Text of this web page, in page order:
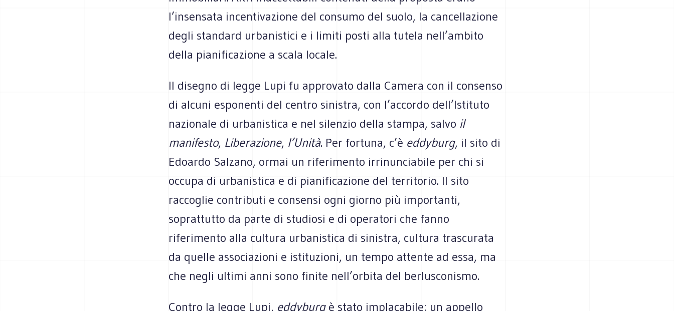
l’insensata incentivazione del consumo del suolo, la cancellazione
degli standard urbanistici e i limiti posti alla tutela nell’ambito
della pianificazione a scala locale.
Il disegno di legge Lupi fu approvato dalla Camera con il consenso
di alcuni esponenti del centro sinistra, con l’accordo dell’Istituto
nazionale di urbanistica e nel silenzio della stampa, salvo il
manifesto, Liberazione, l’Unità. Per fortuna, c’è eddyburg, il sito di
Edoardo Salzano, ormai un riferimento irrinunciabile per chi si
occupa di urbanistica e di pianificazione del territorio. Il sito
raccoglie contributi e consensi ogni giorno più importanti,
soprattutto da parte di studiosi e di operatori che fanno
riferimento alla cultura urbanistica di sinistra, cultura trascurata
da quelle associazioni e istituzioni, un tempo attente ad essa, ma
che negli ultimi anni sono finite nell’orbita del berlusconismo.
Contro la legge Lupi, eddyburg è stato implacabile: un appello